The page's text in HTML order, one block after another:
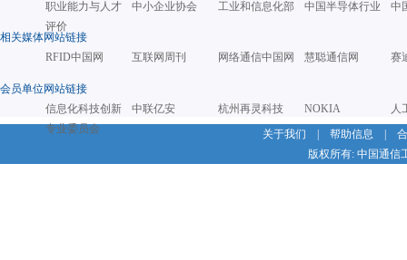
职业能力与人才
评价
中小企业协会 工业和信息化部 中国半导体行业 中
相关媒体网站链接
RFID中国网
互联网周刊 网络通信中国网 慧聪通信网 赛
会员单位网站链接
信息化科技创新
专业委员会
中联亿安 杭州再灵科技 NOKIA
人
关于我们
帮助信息
版权所有: 中国通信